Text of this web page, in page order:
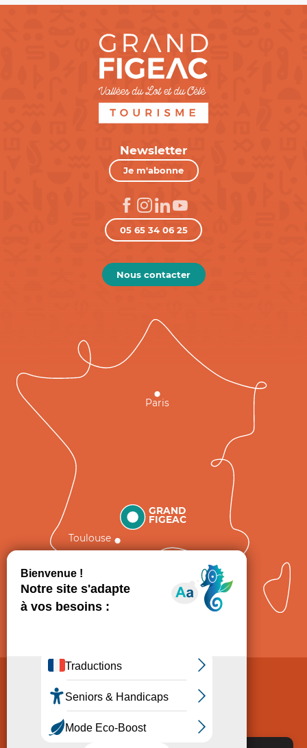
Newsletter
Je m'abonne
05 65 34 06 25
Nous contacter
GRAND
FIGEAC
Toulouse
Paris
Politique de Protection des données
Consentement
Accessibilité : non conforme